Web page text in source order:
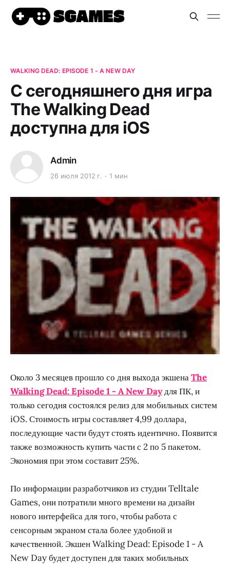
WALKING DEAD: EPISODE 1 - A NEW DAY
С сегодняшнего дня игра
The Walking Dead
доступна для iOS
Admin
26 июля 2012 г. 1 мин
Около 3 месяцев прошло со дня выхода экшенаThe
Walking Dead: Episode 1 - A New Dayдля ПК, и
только сегодня состоялся релиз для мобильных систем
iOS. Стоимость игры составляет 4,99 доллара,
последующие части будут стоять идентично. Появится
также возможность купить части с 2 по 5 пакетом.
Экономия при этом составит 25%.
По информации разработчиков из студии Telltale
Games, они потратили много времени на дизайн
нового интерфейса для того, чтобы работа с
сенсорным экраном стала более удобной и
качественной. Экшен Walking Dead: Episode 1 - A
New Day будет доступен для таких мобильных